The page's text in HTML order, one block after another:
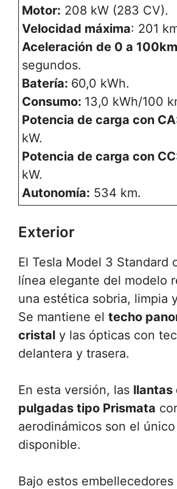
Motor: 208 kW (283 CV).
Velocidad máxima: 201
Aceleración de 0 a
segundos.
Batería: 60,0 kWh.
Consumo: 13,0 kWh/100
Potencia de carga con
kW.
Potencia de carga con
kW.
Autonomía: 534 km.
Exterior
El Tesla Model 3 Standard
línea elegante del modelo
una estética sobria, limpia
Se mantiene el techo
cristal y las ópticas con
delantera y trasera.
En esta versión, las llantas
pulgadas tipo Prismata
aerodinámicos son el
disponible.
Bajo estos embellecedores